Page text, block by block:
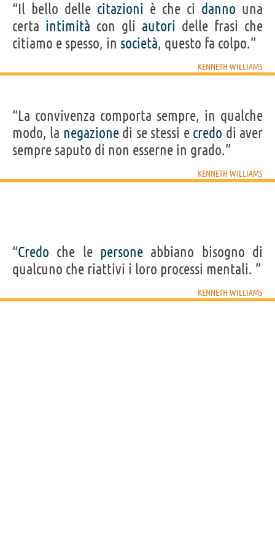
“Il bello delle citazioni è che ci danno una
certa intimità con gli autori delle frasi che
citiamo e spesso, in società, questo fa colpo.”
KENNETH WILLIAMS
“La convivenza comporta sempre, in qualche
modo, la negazionedi se stessi e credo di aver
sempre saputo di non esserne in grado.”
KENNETH WILLIAMS
“Credo che le persone abbiano bisogno di
qualcuno che riattivi i loro processi mentali. ”
KENNETH WILLIAMS